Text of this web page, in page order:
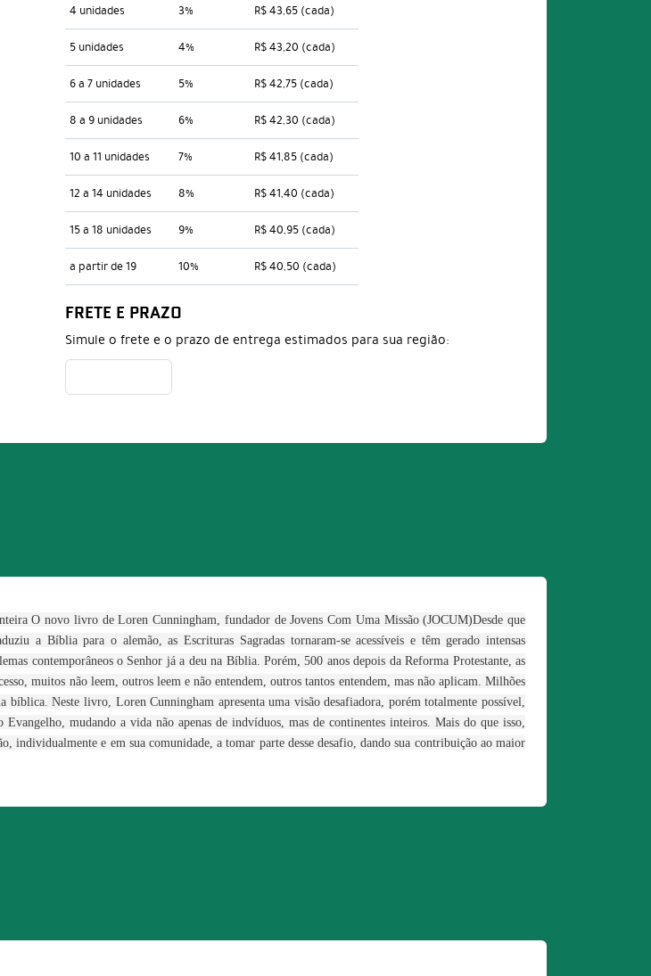
4 unidades 3% R$ 43,65 (cada)
5 unidades 4% R$ 43,20 (cada)
6 a 7 unidades 5% R$ 42,75 (cada)
8 a 9 unidades 6% R$ 42,30 (cada)
10 a 11 unidades 7% R$ 41,85 (cada)
12 a 14 unidades 8% R$ 41,40 (cada)
15 a 18 unidades 9% R$ 40,95 (cada)
a partir de 19 10% R$ 40,50 (cada)
FRETE E PRAZO
Simule o frete e o prazo de entrega estimados para sua região:
O novo livro de Loren Cunningham, fundador de Jovens Com Uma Missão (JOCUM)Desde que
a Bíblia para o alemão, as Escrituras Sagradas tornaram-se acessíveis e têm gerado intensas
contemporâneos o Senhor já a deu na Bíblia. Porém, 500 anos depois da Reforma Protestante, as
muitos não leem, outros leem e não entendem, outros tantos entendem, mas não aplicam. Milhões
bíblica. Neste livro, Loren Cunningham apresenta uma visão desafiadora, porém totalmente possível,
mudando a vida não apenas de indvíduos, mas de continentes inteiros. Mais do que isso,
individualmente e em sua comunidade, a tomar parte desse desafio, dando sua contribuição ao maior